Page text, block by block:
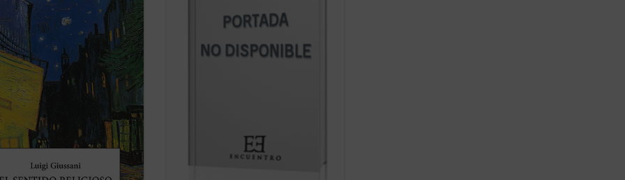
que abandonó la enseñanza en
para dedicarse a trabajar
jóvenes, impartía en los liceos
clases de religión que fueron
y ...(ver ficha)
religiones, incluyen en sus pensamientos
al título de este interesante ensayo....
(ver ficha)